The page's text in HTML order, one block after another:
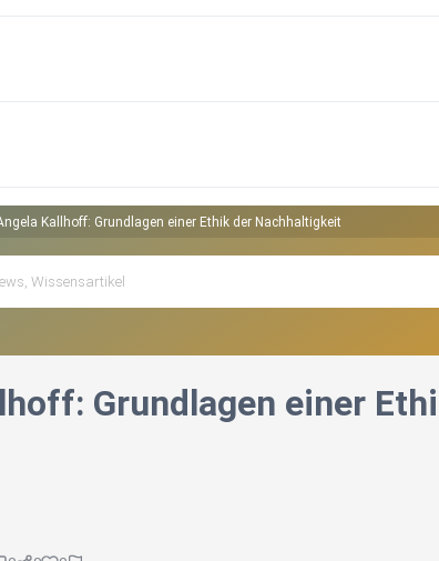
Kallhoff: Grundlagen einer Ethik der Nachhaltigkeit
Grundlagen einer